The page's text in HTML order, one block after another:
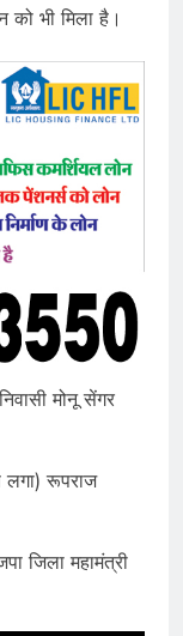
भी मिला है।
मोनू सेंगर
रूपराज
जिला महामंत्री